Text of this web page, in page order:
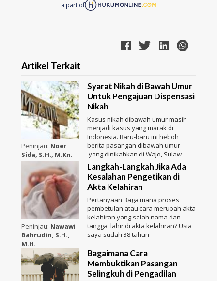
a part of
Artikel Terkait
Peninjau: Noer
Sida, S.H., M.Kn.
Syarat Nikah di Bawah Umur
Untuk Pengajuan Dispensasi
Nikah
Kasus nikah dibawah umur masih
menjadi kasus yang marak di
Indonesia. Baru-baru ini heboh
berita pasangan dibawah umur
yang dinikahkan di Wajo, Sulaw
Peninjau: Nawawi
Bahrudin, S.H.,
M.H.
Langkah-Langkah Jika Ada
Kesalahan Pengetikan di
Akta Kelahiran
Pertanyaan Bagaimana proses
pembetulan atau cara merubah akta
kelahiran yang salah nama dan
tanggal lahir di akta kelahiran? Usia
saya sudah 38 tahun
Bagaimana Cara
Membuktikan Pasangan
Selingkuh di Pengadilan